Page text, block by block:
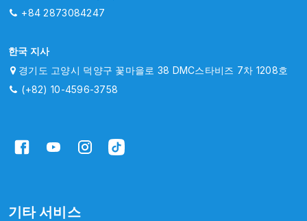
+84 2873084247
한국 지사
경기도 고양시 덕양구 꽃마을로 38 DMC스타비즈 7차 1208호
(+82) 10-4596-3758
기타 서비스